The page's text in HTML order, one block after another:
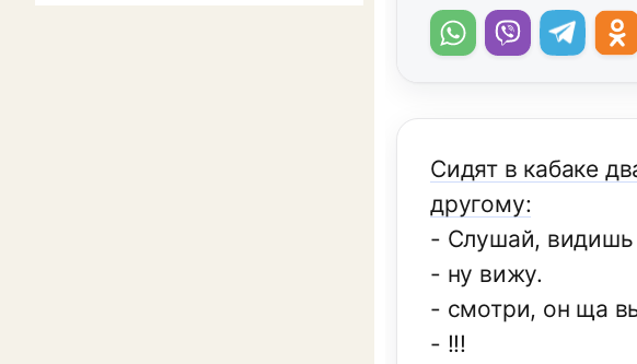
Сидят в кабаке
другому:
- Слушай, видишь
- ну вижу.
- смотри, он ща
- !!!